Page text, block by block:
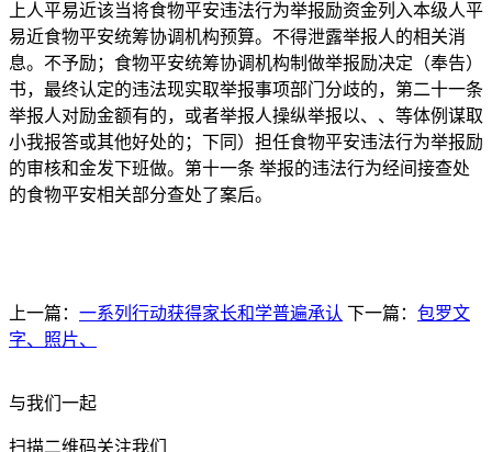
上人平易近该当将食物平安违法行为举报励资金列入本级人平
易近食物平安统筹协调机构预算。不得泄露举报人的相关消
息。不予励；食物平安统筹协调机构制做举报励决定（奉告）
书，最终认定的违法现实取举报事项部门分歧的，第二十一条
举报人对励金额有的，或者举报人操纵举报以、、等体例谋取
小我报答或其他好处的；下同）担任食物平安违法行为举报励
的审核和金发下班做。第十一条 举报的违法行为经间接查处
的食物平安相关部分查处了案后。
上一篇： 一系列行动获得家长和学普遍承认 下一篇： 包罗文
字、照片、
与我们一起
扫描二维码关注我们